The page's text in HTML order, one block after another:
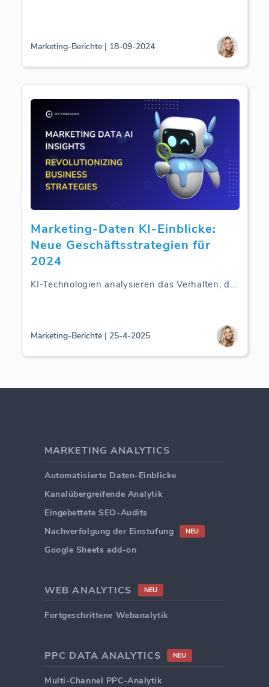
Marketing-Berichte | 18-09-2024
Marketing-Daten KI-Einblicke:
Neue Geschäftsstrategien für
2024
KI-Technologien analysieren das Verhalten, d...
Marketing-Berichte | 25-4-2025
MARKETING ANALYTICS
Automatisierte Daten-Einblicke
Kanalübergreifende Analytik
Eingebettete SEO-Audits
Nachverfolgung der Einstufung
NEU
Google Sheets add-on
WEB ANALYTICS NEU
Fortgeschrittene Webanalytik
PPC DATA ANALYTICS NEU
Multi-Channel PPC-Analytik